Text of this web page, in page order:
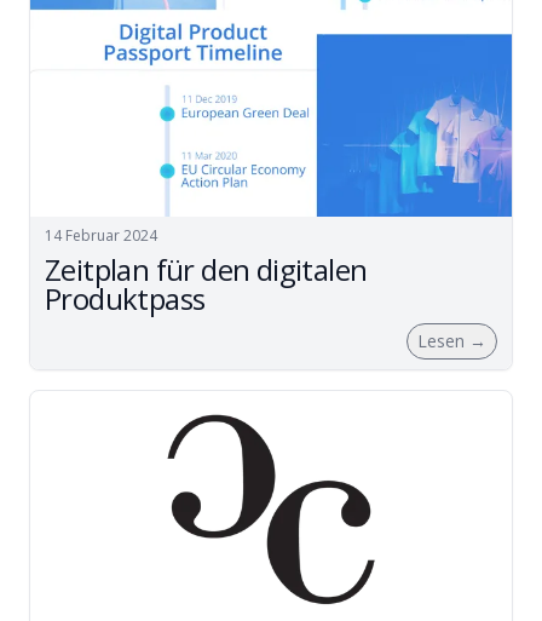
14 Februar 2024
Zeitplan für den digitalen
Produktpass
Lesen →